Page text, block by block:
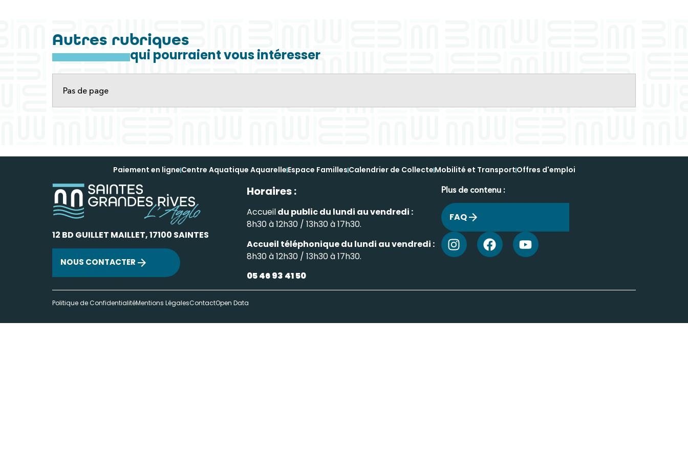
Autres rubriques
qui pourraient vous intéresser
Pas de page
Paiement en ligneCentre Aquatique AquarelleEspace FamillesCalendrier de CollecteMobilité et TransportOffres d'emploi
12 BD GUILLET MAILLET, 17100 SAINTES
NOUS CONTACTER
Horaires :
Accueildu public du lundi au vendredi :
8h30 à 12h30 / 13h30 à 17h30.
Accueil téléphonique du lundi au vendredi :
8h30 à 12h30 / 13h30 à 17h30.
05 46 93 41 50
Plus de contenu :
FAQ
Politique de ConfidentialitéMentions LégalesContactOpen Data